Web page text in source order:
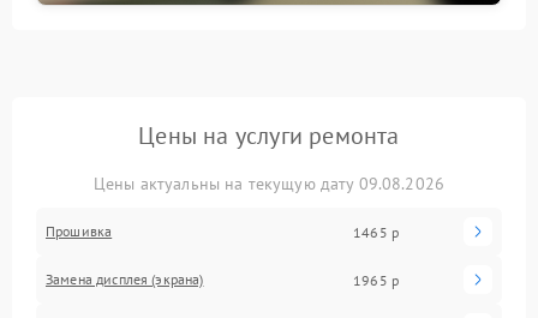
Цены на услуги ремонта
Цены актуальны на текущую дату 09.08.2026
Прошивка 1465 р
Замена дисплея (экрана) 1965 р